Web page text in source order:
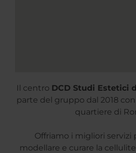
Il centro DCD Studi Estetici
parte del gruppo dal 2018
quartiere di
Offriamo i migliori servizi
modellare e curare la